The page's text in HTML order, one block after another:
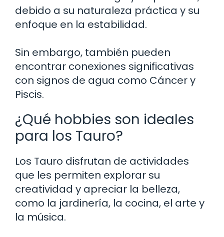
debido a su naturaleza práctica y su
enfoque en la estabilidad.
Sin embargo, también pueden
encontrar conexiones significativas
con signos de agua como Cáncer y
Piscis.
¿Qué hobbies son ideales
para los Tauro?
Los Tauro disfrutan de actividades
que les permiten explorar su
creatividad y apreciar la belleza,
como la jardinería, la cocina, el arte y
la música.